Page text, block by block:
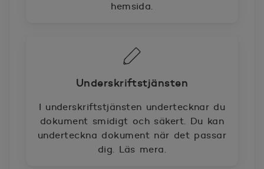
hemsida.
Underskriftstjänsten
I underskriftstjänsten undertecknar du
dokument smidigt och säkert. Du kan
underteckna dokument när det passar
dig. Läs mera.